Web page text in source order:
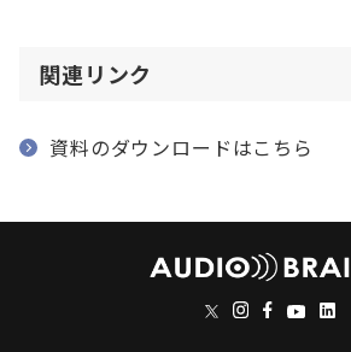
関連リンク
資料のダウンロードはこちら